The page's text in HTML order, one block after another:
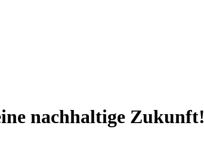
nachhaltige Zukunft!